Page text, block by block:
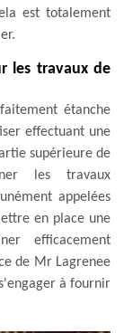
est totalement
les travaux de
étanche
effectuant une
supérieure de
les travaux
appelées
en place une
efficacement
de Mr Lagrenee
à fournir